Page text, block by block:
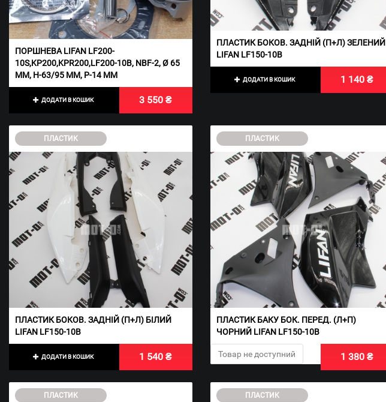
ПОРШНЕВА LIFAN LF200-
10S,KP200,KPR200,LF200-10B, NBF-2, Ø 65
ММ, H-63/95 ММ, P-14 ММ
ДОДАТИ В КОШИК 3 550 ₴
ПЛАСТИК БОКОВ. ЗАДНІЙ (П+Л) ЗЕЛЕНИЙ
LIFAN LF150-10B
ДОДАТИ В КОШИК 1 140 ₴
ПЛАСТИК
ПЛАСТИК БОКОВ. ЗАДНІЙ (П+Л) БІЛИЙ
LIFAN LF150-10B
ДОДАТИ В КОШИК 1 540 ₴
ПЛАСТИК
ПЛАСТИК БАКУ БОК. ПЕРЕД. (Л+П)
ЧОРНИЙ LIFAN LF150-10B
Товар не доступний 1 380 ₴
ПЛАСТИК ПЛАСТИК